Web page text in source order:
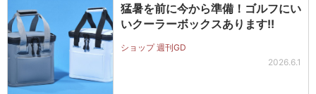
猛暑を前に今から準備！ゴルフにい
いクーラーボックスあります!!
ショップ 週刊GD
2026.6.1